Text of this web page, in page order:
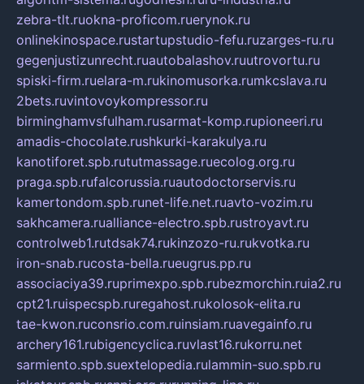
zebra-tlt.ruokna-proficom.ruerynok.ru
onlinekinospace.rustartupstudio-fefu.ruzarges-ru.ru
gegenjustizunrecht.ruautobalashov.ruutrovortu.ru
spiski-firm.ruelara-m.rukinomusorka.rumkcslava.ru
2bets.ruvintovoykompressor.ru
birminghamvsfulham.rusarmat-komp.rupioneeri.ru
amadis-chocolate.rushkurki-karakulya.ru
kanotiforet.spb.rututmassage.ruecolog.org.ru
praga.spb.rufalcorussia.ruautodoctorservis.ru
kamertondom.spb.runet-life.net.ruavto-vozim.ru
sakhcamera.rualliance-electro.spb.rustroyavt.ru
controlweb1.rutdsak74.rukinzozo-ru.rukvotka.ru
iron-snab.rucosta-bella.rueugrus.pp.ru
associaciya39.ruprimexpo.spb.rubezmorchin.ruia2.ru
cpt21.ruispecspb.ruregahost.rukolosok-elita.ru
tae-kwon.ruconsrio.com.ruinsiam.ruavegainfo.ru
archery161.rubigencyclica.ruvlast16.rukorru.net
sarmiento.spb.suextelopedia.rulammin-suo.spb.ru